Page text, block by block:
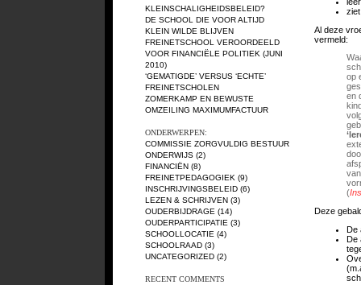
KLEINSCHALIGHEIDSBELEID?
DE SCHOOL DIE VOOR ALTIJD
KLEIN WILDE BLIJVEN
FREINETSCHOOL VEROORDEELD
VOOR FINANCIËLE POLITIEK (JUNI
2010)
‘GEMATIGDE’ VERSUS ‘ECHTE’
FREINETSCHOLEN
ZOMERKAMP EN BEWUSTE
OMZEILING MAXIMUMFACTUUR
ONDERWERPEN:
COMMISSIE ZORGVULDIG BESTUUR
ONDERWIJS (2)
FINANCIËN (8)
FREINETPEDAGOGIEK (9)
INSCHRIJVINGSBELEID (6)
LEZEN & SCHRIJVEN (3)
OUDERBIJDRAGE (14)
OUDERPARTICIPATIE (3)
SCHOOLLOCATIE (4)
SCHOOLRAAD (3)
UNCATEGORIZED (2)
RECENT COMMENTS
Al deze
vermeld:
op
en
(
Deze
De
De